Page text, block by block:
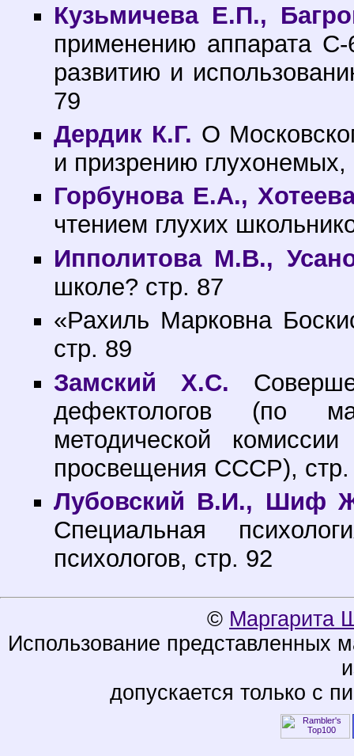
Кузьмичева Е.П.,
применению аппарата
развитию и
79
Дердик К.Г. О
и призрению глухонемых,
Горбунова Е.А.,
чтением глухих
Ипполитова М.В.,
школе? стр. 87
«Рахиль Марковна
стр. 89
Замский X.С.
дефектологов (по
методической
просвещения СССР), стр.
Лубовский В.И., Шиф
Специальная
психологов, стр. 92
© Маргарита
Использование представленных
допускается только с